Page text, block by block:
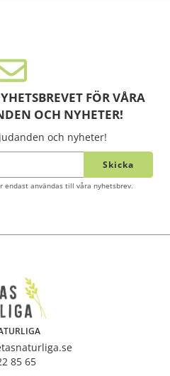
FÖR VÅRA
OCH NYHETER!
och nyheter!
Skicka
endast användas till våra nyhetsbrev.
85 65